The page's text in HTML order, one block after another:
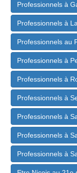
Professionnels à
Professionnels à
Professionnels au
Professionnels à
Professionnels à
Professionnels à
Professionnels à
Professionnels à
Professionnels à